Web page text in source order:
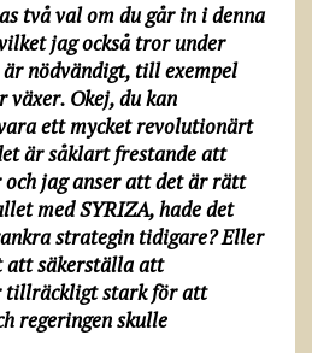
två val om du går in i denna
jag också tror under
nödvändigt, till exempel
växer. Okej, du kan
ett mycket revolutionärt
är såklart frestande att
jag anser att det är rätt
med SYRIZA, hade det
strategin tidigare? Eller
att säkerställa att
tillräckligt stark för att
regeringen skulle